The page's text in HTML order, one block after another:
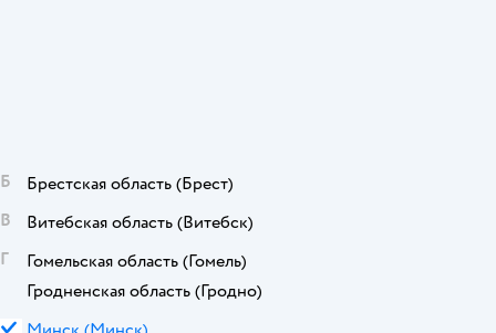
Б Брестская область (Брест)
В
Витебская область (Витебск)
Г
Гомельская область (Гомель)
Гродненская область (Гродно)
М